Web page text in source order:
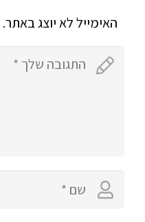
האימייל לא יוצג באתר.